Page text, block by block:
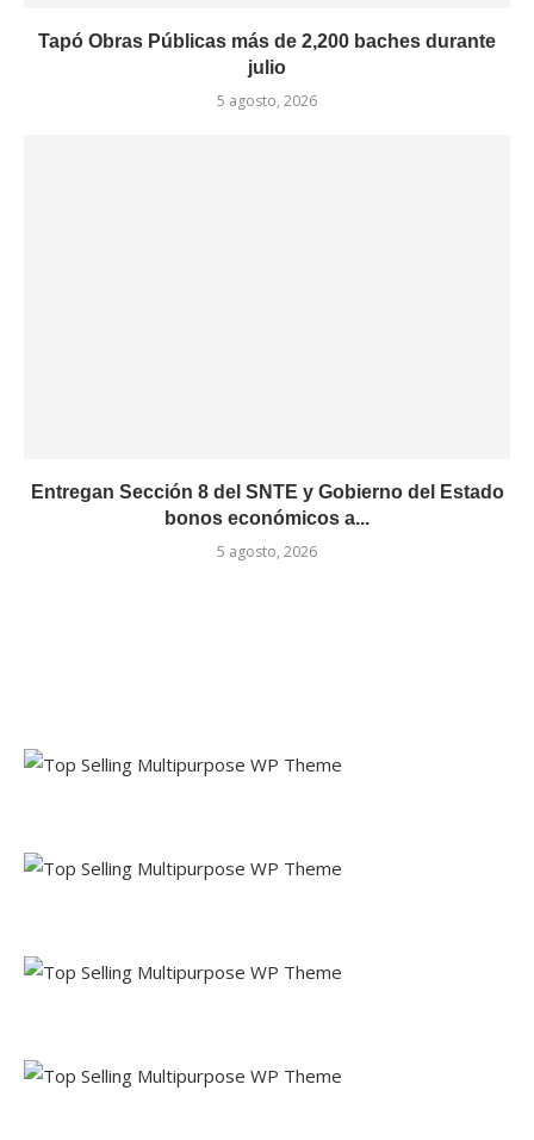
Tapó Obras Públicas más de 2,200 baches durante
julio
5 agosto, 2026
Entregan Sección 8 del SNTE y Gobierno del Estado
bonos económicos a...
5 agosto, 2026